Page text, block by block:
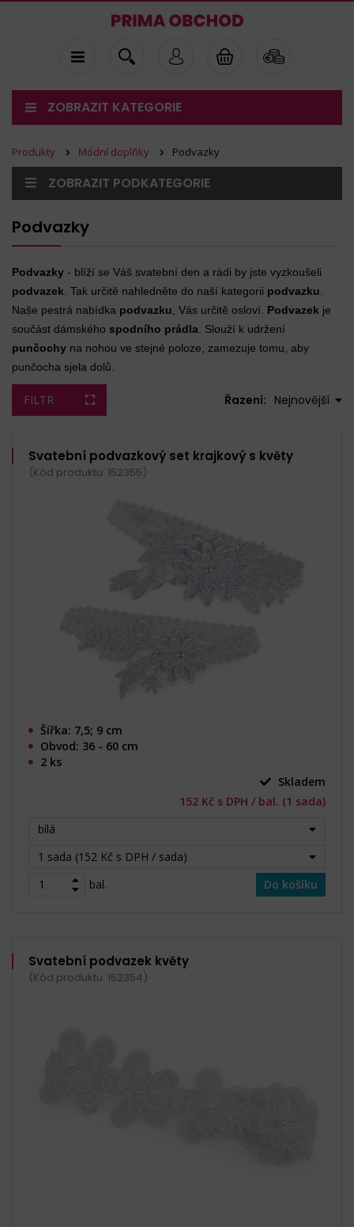
ZOBRAZIT KATEGORIE
Produkty Módní doplňky Podvazky
ZOBRAZIT PODKATEGORIE
Podvazky
Podvazky - blíží se Váš svatební den a rádi by jste vyzkoušeli
podvazek . Tak určitě nahledněte do naší kategorii podvazku
Naše pestrá nabídka podvazku , Vás určitě osloví. Podvazek je
součást dámského spodního prádla . Slouží k udržení
punčochy na nohou ve stejné poloze, zamezuje tomu, aby
punčocha sjela dolů.
FILTR Řazení: Nejnovější
Svatební podvazkový set krajkový s květy
(Kód produktu: 152355)
Šířka: 7,5; 9 cm
Obvod: 36 - 60 cm
2 ks
Skladem
152 Kč s DPH / bal. (1 sada)
bílá
1 sada (152 Kč s DPH / sada)
bal.
Do košíku
Svatební podvazek květy
(Kód produktu: 152354)